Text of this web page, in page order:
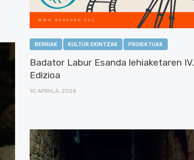
BERRIAK KULTUR EKINTZAK PROIEKTUAK
Badator Labur Esanda lehiaketaren IV.
Edizioa
10 APIRILA, 2024